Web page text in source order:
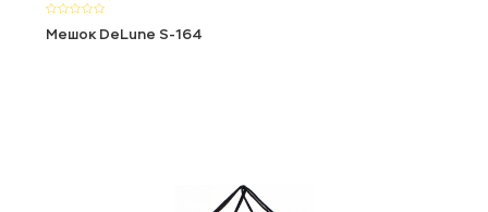
Мешок DeLune S-164